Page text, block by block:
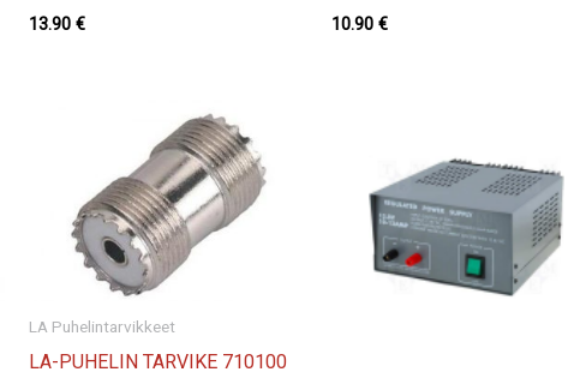
13.90€ 10.90 €
LA Puhelintarvikkeet
LA-PUHELIN TARVIKE 710100